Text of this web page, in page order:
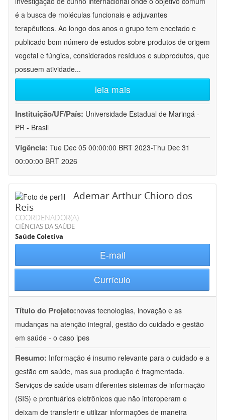
é a busca de moléculas funcionais e adjuvantes
terapêuticos. Ao longo dos anos o grupo tem encetado e
publicado bom número de estudos sobre produtos de origem
vegetal e fúngica, considerados resíduos e subprodutos, que
possuem atividade...
leia mais
Instituição/UF/País: Universidade Estadual de Maringá -
PR - Brasil
Vigência: Tue Dec 05 00:00:00 BRT 2023-Thu Dec 31
00:00:00 BRT 2026
Ademar Arthur Chioro dos
Reis
COORDENADOR(A)
CIÊNCIAS DA SAÚDE
Saúde Coletiva
E-mail
Currículo
Título do Projeto:novas tecnologias, inovação e as
mudanças na atenção integral, gestão do cuidado e gestão
em saúde - o caso ipes
Resumo: Informação é insumo relevante para o cuidado e a
gestão em saúde, mas sua produção é fragmentada.
Serviços de saúde usam diferentes sistemas de informação
(SIS) e prontuários eletrônicos que não interoperam e
deixam de transferir e utilizar informações de maneira